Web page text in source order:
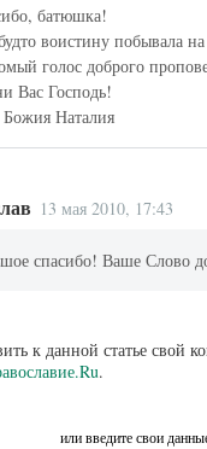
батюшка!
воистину побывала
голос доброго
Вас Господь!
Божия Наталия
13 мая 2010, 17:43
спасибо! Ваше Слово
к данной статье
.
или введите свои